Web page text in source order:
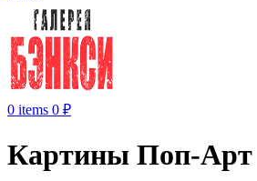
0 items 0 ₽
Картины Поп-Арт